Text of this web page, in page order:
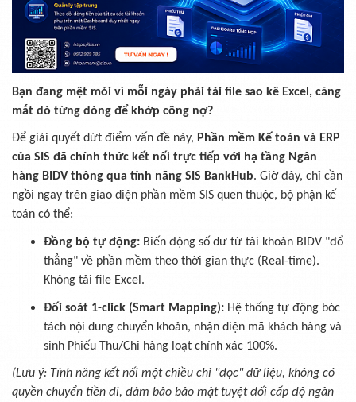
Bạn đang mệt mỏi vì mỗi ngày phải tải file sao kê Excel, căng
mắt dò từng dòng để khớp công nợ?
Để giải quyết dứt điểm vấn đề này, Phần mềm Kế toán và ERP
của SIS đã chính thức kết nối trực tiếp với hạ tầng Ngân
hàng BIDV thông qua tính năng SIS BankHub. Giờ đây, chỉ cần
ngồi ngay trên giao diện phần mềm SIS quen thuộc, bộ phận kế
toán có thể:
Đồng bộ tự động: Biến động số dư từ tài khoản BIDV "đổ
thẳng" về phần mềm theo thời gian thực (Real-time).
Không tải file Excel.
Đối soát 1-click (Smart Mapping): Hệ thống tự động bóc
tách nội dung chuyển khoản, nhận diện mã khách hàng và
sinh Phiếu Thu/Chi hàng loạt chính xác 100%.
(Lưu ý: Tính năng kết nối một chiều chỉ "đọc" dữ liệu, không có
quyền chuyển tiền đi, đảm bảo bảo mật tuyệt đối cấp độ ngân